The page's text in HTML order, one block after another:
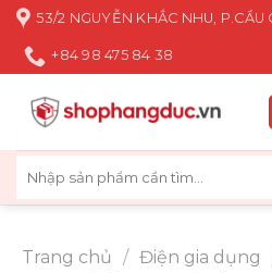
Skip
content
53/2 NGUYỄN KHẮC NHU, P.CẦU
+84 98 475 84 38
kiếm:
Trang chủ / Điện gia dụng